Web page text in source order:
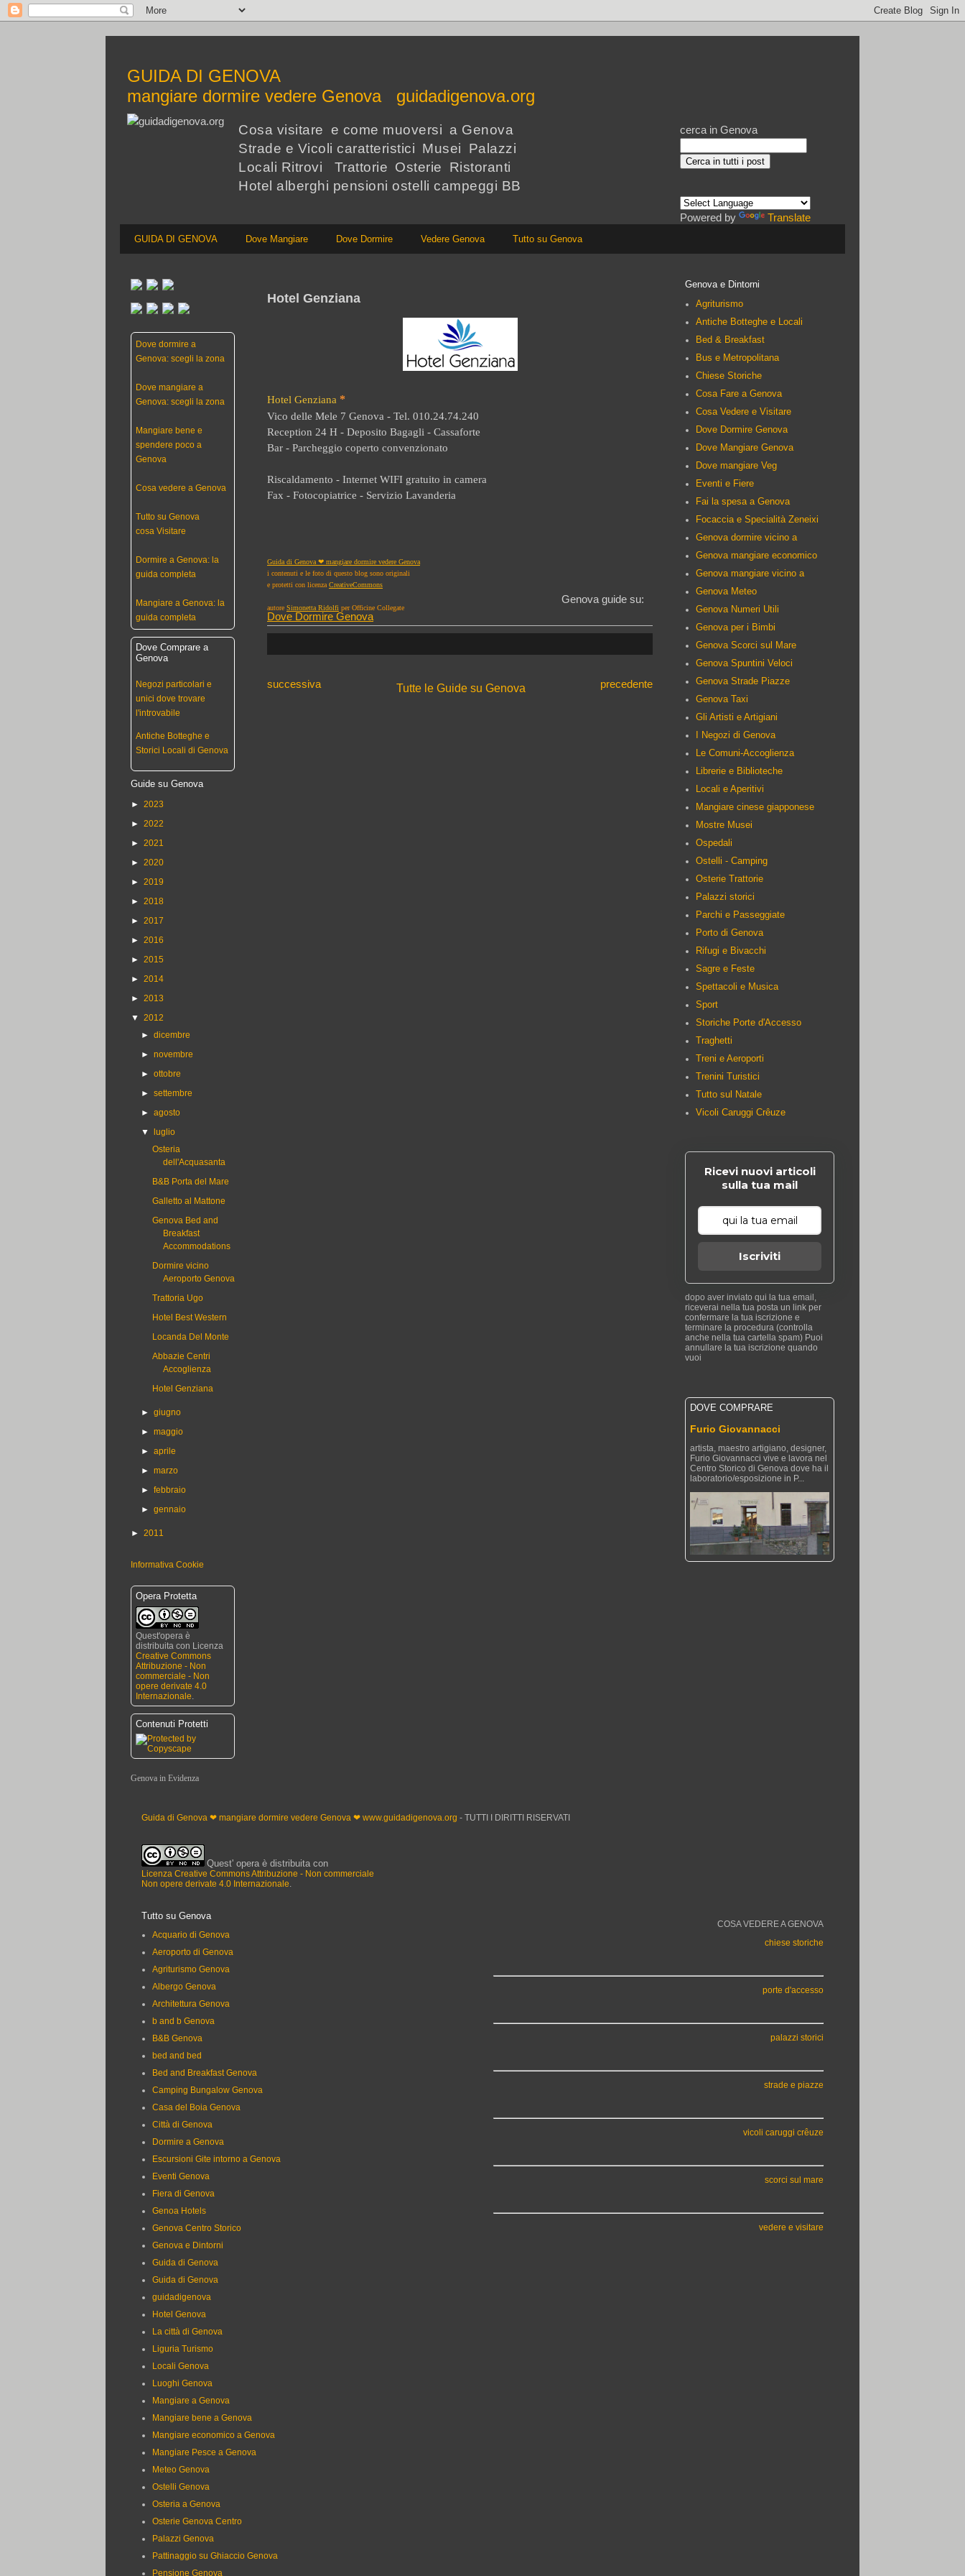
GUIDA DI GENOVA
mangiare dormire vedere Genova guidadigenova.org
cerca in Genova
Powered by Translate
Cosa visitare e come muoversi a Genova
Strade e Vicoli caratteristici Musei Palazzi
Locali Ritrovi Trattorie Osterie Ristoranti
Hotel alberghi pensioni ostelli campeggi BB
GUIDA DI GENOVA Dove Mangiare Dove Dormire Vedere Genova Tutto su Genova
Hotel Genziana
Hotel Genziana *
Vico delle Mele 7 Genova - Tel. 010.24.74.240
Reception 24 H - Deposito Bagagli - Cassaforte
Bar - Parcheggio coperto convenzionato
Riscaldamento - Internet WIFI gratuito in camera
Fax - Fotocopiatrice - Servizio Lavanderia
Guida di Genova ❤ mangiare dormire vedere Genova
i contenuti e le foto di questo blog sono originali
e protetti con licenza CreativeCommons
autore Simonetta Ridolfi per Officine Collegate
Genova guide su:
Dove Dormire Genova
successiva precedente
Tutte le Guide su Genova
Dove dormire a
Genova: scegli la zona
Dove mangiare a
Genova: scegli la zona
Mangiare bene e
spendere poco a
Genova
Cosa vedere a Genova
Tutto su Genova
cosa Visitare
Dormire a Genova: la
guida completa
Mangiare a Genova: la
guida completa
Dove Comprare a
Genova
Negozi particolari e
unici dove trovare
l'introvabile
Antiche Botteghe e
Storici Locali di Genova
Guide su Genova
► 2023
► 2022
► 2021
► 2020
► 2019
► 2018
► 2017
► 2016
► 2015
► 2014
► 2013
▼ 2012
►dicembre
►novembre
►ottobre
►settembre
►agosto
▼
luglio
Osteria
dell'Acquasanta
B&B Porta del Mare
Galletto al Mattone
Genova Bed and
Breakfast
Accommodations
Dormire vicino
Aeroporto Genova
Trattoria Ugo
Hotel Best Western
Locanda Del Monte
Abbazie Centri
Accoglienza
Hotel Genziana
►giugno
►maggio
►aprile
►marzo
►febbraio
►gennaio
► 2011
Informativa Cookie
Opera Protetta
Quest'opera è
distribuita con Licenza
Creative Commons
Attribuzione - Non
commerciale - Non
opere derivate 4.0
Internazionale
Contenuti Protetti
Genova in Evidenza
Ceramiche Giovannacci
Genova e Dintorni
Agriturismo
Antiche Botteghe e Locali
Bed & Breakfast
Bus e Metropolitana
Chiese Storiche
Cosa Fare a Genova
Cosa Vedere e Visitare
Dove Dormire Genova
Dove Mangiare Genova
Dove mangiare Veg
Eventi e Fiere
Fai la spesa a Genova
Focaccia e Specialità Zeneixi
Genova dormire vicino a
Genova mangiare economico
Genova mangiare vicino a
Genova Meteo
Genova Numeri Utili
Genova per i Bimbi
Genova Scorci sul Mare
Genova Spuntini Veloci
Genova Strade Piazze
Genova Taxi
Gli Artisti e Artigiani
I Negozi di Genova
Le Comuni-Accoglienza
Librerie e Biblioteche
Locali e Aperitivi
Mangiare cinese giapponese
Mostre Musei
Ospedali
Ostelli - Camping
Osterie Trattorie
Palazzi storici
Parchi e Passeggiate
Porto di Genova
Rifugi e Bivacchi
Sagre e Feste
Spettacoli e Musica
Sport
Storiche Porte d'Accesso
Traghetti
Treni e Aeroporti
Trenini Turistici
Tutto sul Natale
Vicoli Caruggi Crêuze
Ricevi nuovi articoli
sulla tua mail
Iscriviti
dopo aver inviato qui la tua email,
riceverai nella tua posta un link per
confermare la tua iscrizione e
terminare la procedura (controlla
anche nella tua cartella spam) Puoi
annullare la tua iscrizione quando
vuoi
DOVE COMPRARE
Furio Giovannacci
artista, maestro artigiano, designer,
Furio Giovannacci vive e lavora nel
Centro Storico di Genova dove ha il
laboratorio/esposizione in P...
Guida di Genova ❤ mangiare dormire vedere Genova ❤ www.guidadigenova.org - TUTTI I DIRITTI RISERVATI
Quest' opera è distribuita con
Licenza Creative Commons Attribuzione - Non commerciale
Non opere derivate 4.0 Internazionale.
Tutto su Genova
Acquario di Genova
Aeroporto di Genova
Agriturismo Genova
Albergo Genova
Architettura Genova
b and b Genova
B&B Genova
bed and bed
Bed and Breakfast Genova
Camping Bungalow Genova
Casa del Boia Genova
Città di Genova
Dormire a Genova
Escursioni Gite intorno a Genova
Eventi Genova
Fiera di Genova
Genoa Hotels
Genova Centro Storico
Genova e Dintorni
Guida di Genova
Guida di Genova
guidadigenova
Hotel Genova
La città di Genova
Liguria Turismo
Locali Genova
Luoghi Genova
Mangiare a Genova
Mangiare bene a Genova
Mangiare economico a Genova
Mangiare Pesce a Genova
Meteo Genova
Ostelli Genova
Osteria a Genova
Osterie Genova Centro
Palazzi Genova
Pattinaggio su Ghiaccio Genova
Pensione Genova
COSA VEDERE A GENOVA
chiese storiche
porte d'accesso
palazzi storici
strade e piazze
vicoli caruggi crêuze
scorci sul mare
vedere e visitare